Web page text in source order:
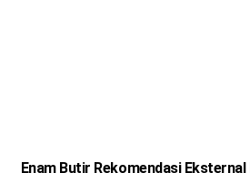
Enam Butir Rekomendasi Eksternal